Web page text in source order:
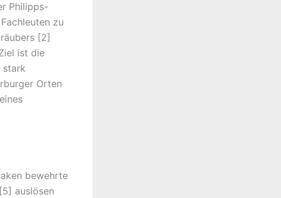
Philipps-
zu
[2]
ist die
stark
Orten
bewehrte
auslösen